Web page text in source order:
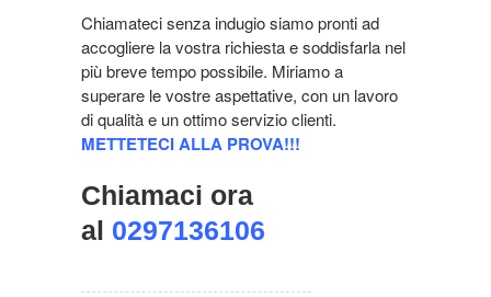
Chiamateci senza indugio siamo pronti ad
accogliere la vostra richiesta e soddisfarla nel
più breve tempo possibile. Miriamo a
superare le vostre aspettative, con un lavoro
di qualità e un ottimo servizio clienti.
METTETECI ALLA PROVA!!!
Chiamaci ora
al 0297136106